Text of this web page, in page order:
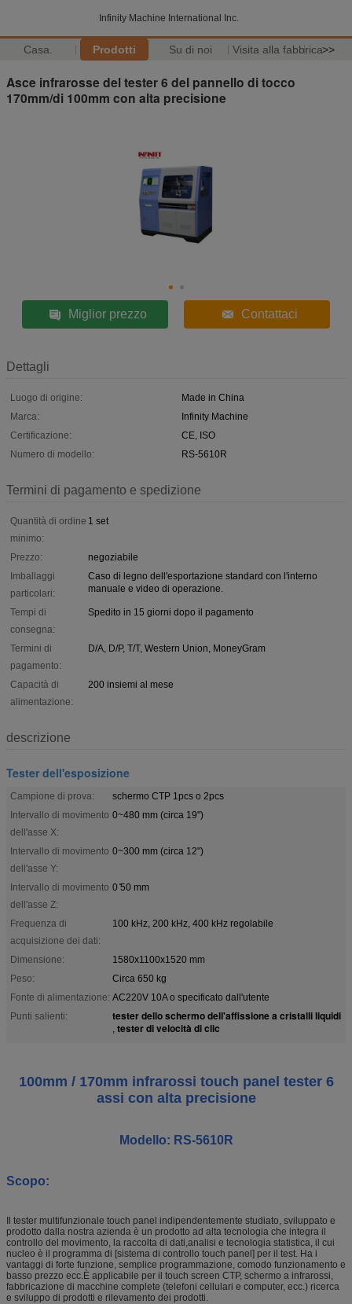
Infinity Machine International Inc.
Casa. Prodotti Su di noi Visita alla fabbrica>>
Asce infrarosse del tester 6 del pannello di tocco
170mm/di 100mm con alta precisione
Miglior prezzo Contattaci
Dettagli
Luogo di origine:
Made in China
Marca:
Infinity Machine
Certificazione:
CE, ISO
Numero di modello:
RS-5610R
Termini di pagamento e spedizione
Quantità di ordine
minimo:
1 set
Prezzo:
negoziabile
Imballaggi
particolari:
Caso di legno dell'esportazione standard con l'interno
manuale e video di operazione.
Tempi di
consegna:
Spedito in 15 giorni dopo il pagamento
Termini di
pagamento:
D/A, D/P, T/T, Western Union, MoneyGram
Capacità di
alimentazione:
200 insiemi al mese
descrizione
Tester dell'esposizione
Campione di prova:
schermo CTP 1pcs o 2pcs
Intervallo di movimento
dell'asse X:
0~480 mm (circa 19")
Intervallo di movimento
dell'asse Y:
0~300 mm (circa 12")
Intervallo di movimento
dell'asse Z:
0 ̊50 mm
Frequenza di
acquisizione dei dati:
100 kHz, 200 kHz, 400 kHz regolabile
Dimensione:
1580x1100x1520 mm
Peso:
Circa 650 kg
Fonte di alimentazione: AC220V 10A o specificato dall'utente
Punti salienti:
tester dello schermo dell'affissione a cristalli liquidi
, tester di velocità di clic
100mm / 170mm infrarossi touch panel tester 6
assi con alta precisione
Modello: RS-5610R
Scopo:
Il tester multifunzionale touch panel indipendentemente studiato, sviluppato e
prodotto dalla nostra azienda è un prodotto ad alta tecnologia che integra il
controllo del movimento, la raccolta di dati,analisi e tecnologia statistica, il cui
nucleo è il programma di [sistema di controllo touch panel] per il test. Ha i
vantaggi di forte funzione, semplice programmazione, comodo funzionamento e
basso prezzo ecc.È applicabile per il touch screen CTP, schermo a infrarossi,
fabbricazione di macchine complete (telefoni cellulari e computer, ecc.) ricerca
e sviluppo di prodotti e rilevamento dei prodotti.